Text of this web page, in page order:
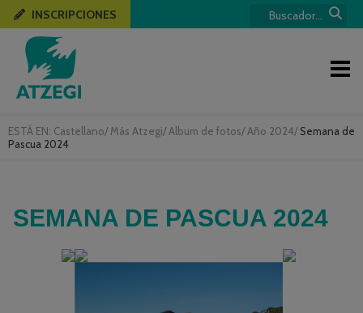
ESTÁ EN: Castellano/ Más Atzegi/ Album de fotos/ Año 2024/ Semana de
Pascua 2024
INSCRIPCIONES
SEMANA DE PASCUA 2024